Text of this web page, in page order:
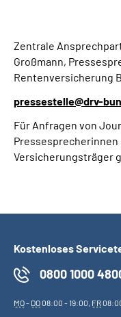
Über uns & Presse
Online-Services
Suche
Leichte Sprache
Zentrale
Großmann,
Rentenversicherung
pressestelle@drv-
Für Anfragen von
Versicherungsträger
Kostenloses
0800 1000
MO- DO08:00 - 19:00, FR